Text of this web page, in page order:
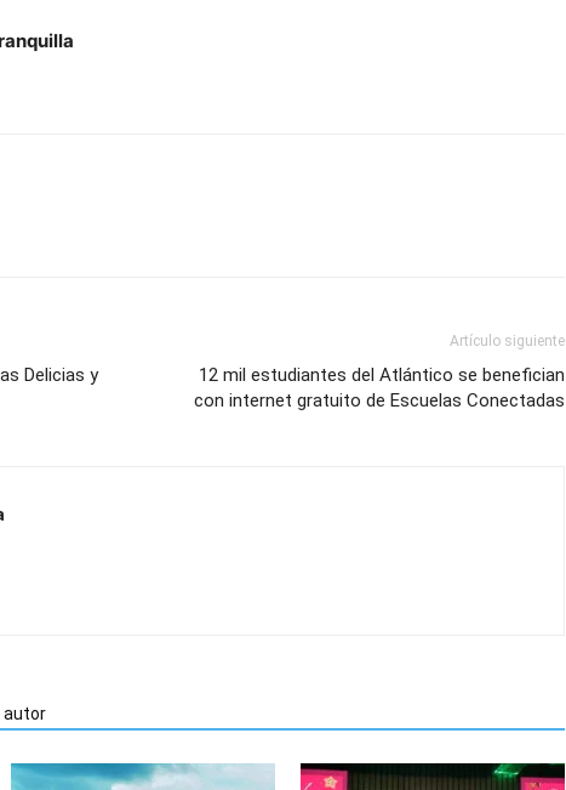
Delicias y
Artículo siguiente
12 mil estudiantes del Atlántico se benefician
con internet gratuito de Escuelas Conectadas
autor